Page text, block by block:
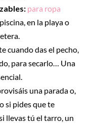
para ropa
en la playa o
cuando das el pecho,
para secarlo… Una
una parada o,
si pides que te
llevas tú el tarro, un